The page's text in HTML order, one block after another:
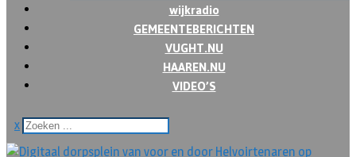
wijkradio
GEMEENTEBERICHTEN
VUGHT.NU
HAAREN.NU
VIDEO’S
x